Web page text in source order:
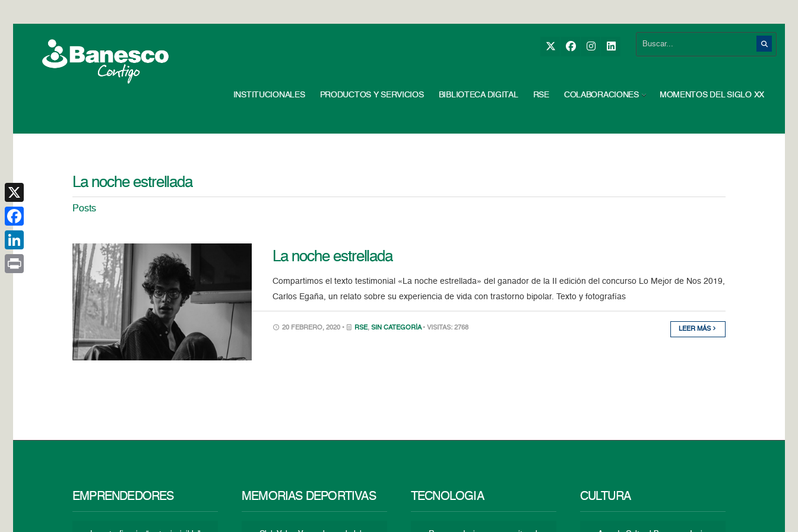
INSTITUCIONALES PRODUCTOS Y SERVICIOS BIBLIOTECA DIGITAL RSE COLABORACIONES MOMENTOS DEL SIGLO XX
La noche estrellada
Posts
La noche estrellada
Compartimos el texto testimonial «La noche estrellada» del ganador de la II edición del concurso Lo Mejor de Nos 2019,
Carlos Egaña, un relato sobre su experiencia de vida con trastorno bipolar. Texto y fotografías
20 FEBRERO, 2020 • RSE,SIN CATEGORÍA • VISITAS: 2768 LEER MÁS
EMPRENDEDORES MEMORIAS DEPORTIVAS TECNOLOGÍA CULTURA
X
Facebook
LinkedIn